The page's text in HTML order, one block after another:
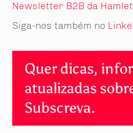
Newsletter B2B da Hamlet
Siga-nos também no
Quer dicas,
atualizadas
Subscreva.